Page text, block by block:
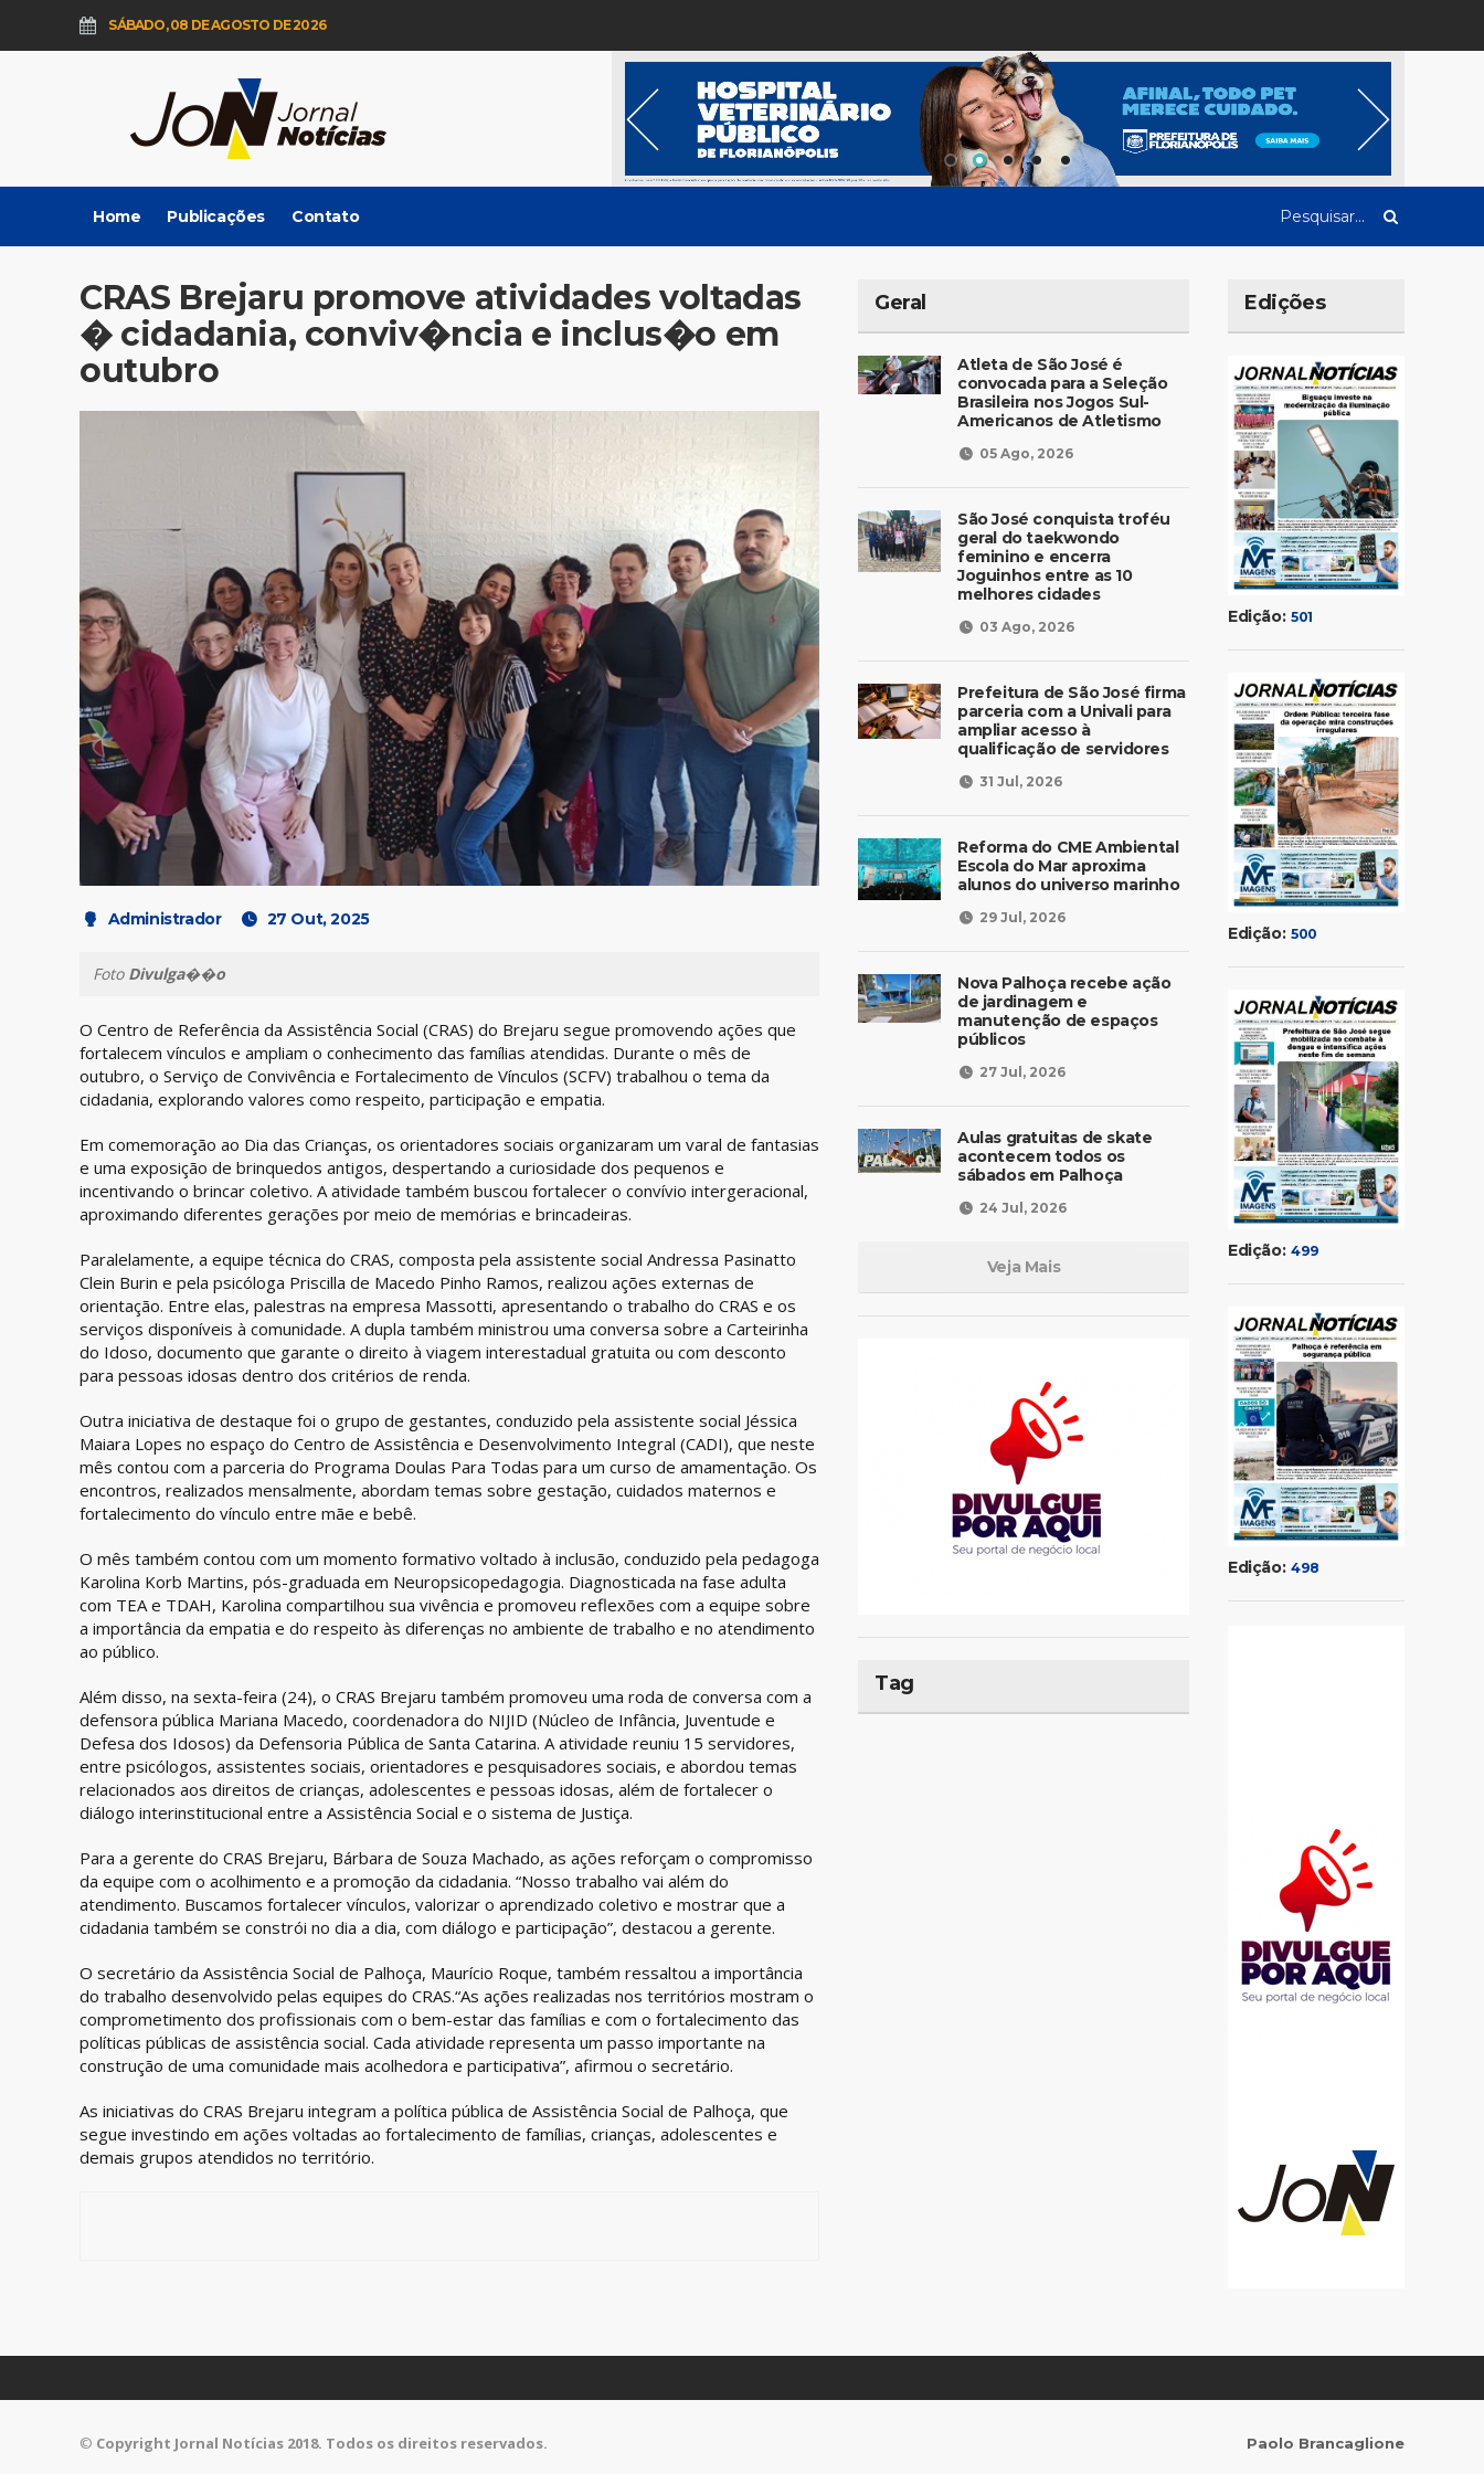
SÁBADO, 08 DE AGOSTO DE 2026
Home Publicações Contato
CRAS Brejaru promove atividades voltadas
� cidadania, conviv�ncia e inclus�o em
outubro
Administrador 27 Out, 2025
Foto Divulga��o
O Centro de Referência da Assistência Social (CRAS) do Brejaru segue promovendo ações que
fortalecem vínculos e ampliam o conhecimento das famílias atendidas. Durante o mês de
outubro, o Serviço de Convivência e Fortalecimento de Vínculos (SCFV) trabalhou o tema da
cidadania, explorando valores como respeito, participação e empatia.
Em comemoração ao Dia das Crianças, os orientadores sociais organizaram um varal de fantasias
e uma exposição de brinquedos antigos, despertando a curiosidade dos pequenos e
incentivando o brincar coletivo. A atividade também buscou fortalecer o convívio intergeracional,
aproximando diferentes gerações por meio de memórias e brincadeiras.
Paralelamente, a equipe técnica do CRAS, composta pela assistente social Andressa Pasinatto
Clein Burin e pela psicóloga Priscilla de Macedo Pinho Ramos, realizou ações externas de
orientação. Entre elas, palestras na empresa Massotti, apresentando o trabalho do CRAS e os
serviços disponíveis à comunidade. A dupla também ministrou uma conversa sobre a Carteirinha
do Idoso, documento que garante o direito à viagem interestadual gratuita ou com desconto
para pessoas idosas dentro dos critérios de renda.
Outra iniciativa de destaque foi o grupo de gestantes, conduzido pela assistente social Jéssica
Maiara Lopes no espaço do Centro de Assistência e Desenvolvimento Integral (CADI), que neste
mês contou com a parceria do Programa Doulas Para Todas para um curso de amamentação. Os
encontros, realizados mensalmente, abordam temas sobre gestação, cuidados maternos e
fortalecimento do vínculo entre mãe e bebê.
O mês também contou com um momento formativo voltado à inclusão, conduzido pela pedagoga
Karolina Korb Martins, pós-graduada em Neuropsicopedagogia. Diagnosticada na fase adulta
com TEA e TDAH, Karolina compartilhou sua vivência e promoveu reflexões com a equipe sobre
a importância da empatia e do respeito às diferenças no ambiente de trabalho e no atendimento
ao público.
Além disso, na sexta-feira (24), o CRAS Brejaru também promoveu uma roda de conversa com a
defensora pública Mariana Macedo, coordenadora do NIJID (Núcleo de Infância, Juventude e
Defesa dos Idosos) da Defensoria Pública de Santa Catarina. A atividade reuniu 15 servidores,
entre psicólogos, assistentes sociais, orientadores e pesquisadores sociais, e abordou temas
relacionados aos direitos de crianças, adolescentes e pessoas idosas, além de fortalecer o
diálogo interinstitucional entre a Assistência Social e o sistema de Justiça.
Para a gerente do CRAS Brejaru, Bárbara de Souza Machado, as ações reforçam o compromisso
da equipe com o acolhimento e a promoção da cidadania. “Nosso trabalho vai além do
atendimento. Buscamos fortalecer vínculos, valorizar o aprendizado coletivo e mostrar que a
cidadania também se constrói no dia a dia, com diálogo e participação”, destacou a gerente.
O secretário da Assistência Social de Palhoça, Maurício Roque, também ressaltou a importância
do trabalho desenvolvido pelas equipes do CRAS.“As ações realizadas nos territórios mostram o
comprometimento dos profissionais com o bem-estar das famílias e com o fortalecimento das
políticas públicas de assistência social. Cada atividade representa um passo importante na
construção de uma comunidade mais acolhedora e participativa”, afirmou o secretário.
As iniciativas do CRAS Brejaru integram a política pública de Assistência Social de Palhoça, que
segue investindo em ações voltadas ao fortalecimento de famílias, crianças, adolescentes e
demais grupos atendidos no território.
Geral
Atleta de São José é
convocada para a Seleção
Brasileira nos Jogos Sul-
Americanos de Atletismo
05 Ago, 2026
São José conquista troféu
geral do taekwondo
feminino e encerra
Joguinhos entre as 10
melhores cidades
03 Ago, 2026
Prefeitura de São José firma
parceria com a Univali para
ampliar acesso à
qualificação de servidores
31 Jul, 2026
Reforma do CME Ambiental
Escola do Mar aproxima
alunos do universo marinho
29 Jul, 2026
Nova Palhoça recebe ação
de jardinagem e
manutenção de espaços
públicos
27 Jul, 2026
Aulas gratuitas de skate
acontecem todos os
sábados em Palhoça
24 Jul, 2026
Veja Mais
Tag
Edições
Edição: 501
Edição: 500
Edição: 499
Edição: 498
Paolo Brancaglione
© Copyright Jornal Notícias 2018. Todos os direitos reservados.